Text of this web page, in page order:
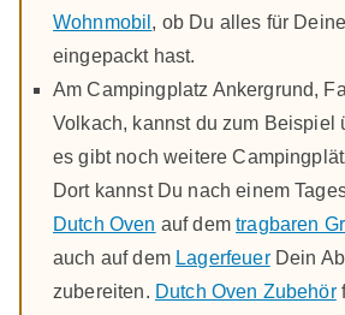
Wohnmobil , ob Du alles für
eingepackt hast.
Am Campingplatz Ankergrund,
Volkach, kannst du zum Beispiel
es gibt noch weitere
Dort kannst Du nach einem
Dutch Oven auf demtragbaren
auch auf dem LagerfeuerDein
zubereiten. Dutch Oven Zubehör